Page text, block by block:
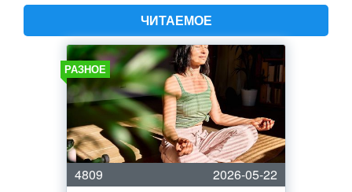
ЧИТАЕМОЕ
РАЗНОЕ
4809
2026-05-22